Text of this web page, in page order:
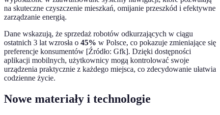
na skuteczne czyszczenie mieszkań, omijanie przeszkód i efektywne
zarządzanie energią.
Dane wskazują, że sprzedaż robotów odkurzających w ciągu
ostatnich 3 lat wzrosła o 45% w Polsce, co pokazuje zmieniające się
preferencje konsumentów [Źródło: Gfk]. Dzięki dostępności
aplikacji mobilnych, użytkownicy mogą kontrolować swoje
urządzenia praktycznie z każdego miejsca, co zdecydowanie ułatwia
codzienne życie.
Nowe materiały i technologie